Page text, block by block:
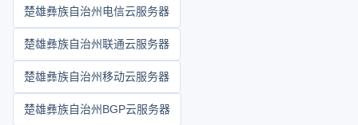
楚雄彝族自治州电信云服务器
楚雄彝族自治州联通云服务器
楚雄彝族自治州移动云服务器
楚雄彝族自治州BGP云服务器